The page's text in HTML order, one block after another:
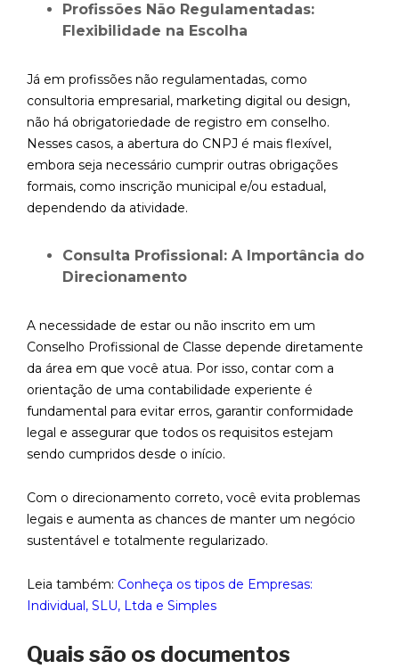
Profissões Não Regulamentadas:
Flexibilidade na Escolha
Já em profissões não regulamentadas, como
consultoria empresarial, marketing digital ou design,
não há obrigatoriedade de registro em conselho.
Nesses casos, a abertura do CNPJ é mais flexível,
embora seja necessário cumprir outras obrigações
formais, como inscrição municipal e/ou estadual,
dependendo da atividade.
Consulta Profissional: A Importância do
Direcionamento
A necessidade de estar ou não inscrito em um
Conselho Profissional de Classe depende diretamente
da área em que você atua. Por isso, contar com a
orientação de uma contabilidade experiente é
fundamental para evitar erros, garantir conformidade
legal e assegurar que todos os requisitos estejam
sendo cumpridos desde o início.
Com o direcionamento correto, você evita problemas
legais e aumenta as chances de manter um negócio
sustentável e totalmente regularizado.
Leia também: Conheça os tipos de Empresas:
Individual, SLU, Ltda e Simples
Quais são os documentos